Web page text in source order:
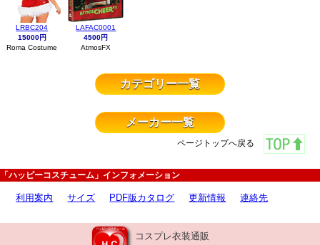
LRBC204
15000円
Roma Costume
LAFAC0001
4500円
AtmosFX
カテゴリー一覧
メーカー一覧
ページトップへ戻る
「ハッピーコスチューム」インフォメーション
利用案内 サイズ PDF版カタログ 更新情報 連絡先
コスプレ衣装通販